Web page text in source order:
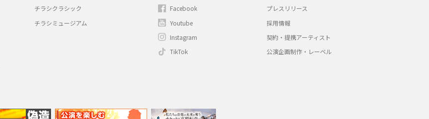
チラシクラシック
チラシミュージアム
Facebook
Youtube
Instagram
TikTok
プレスリリース
採用情報
契約・提携アーティスト
公演企画制作・レーベル